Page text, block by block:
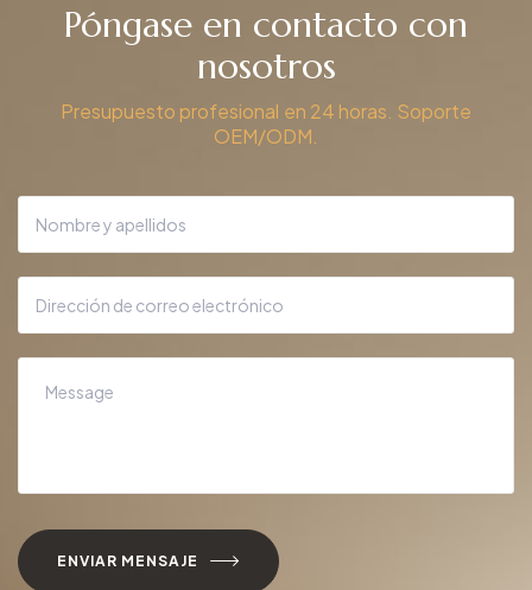
Póngase en contacto con
nosotros
Presupuesto profesional en 24 horas. Soporte
OEM/ODM.
ENVIAR MENSAJE